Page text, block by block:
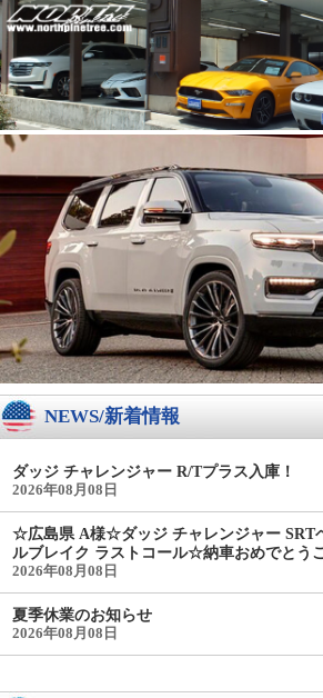
NEWS/新着情報
ダッジ チャレンジャー R/Tプラス入庫！
2026年08月08日
☆広島県 A様☆ダッジ チャレンジャー SRT
ルブレイク ラストコール☆納車おめでとう
2026年08月08日
夏季休業のお知らせ
2026年08月08日